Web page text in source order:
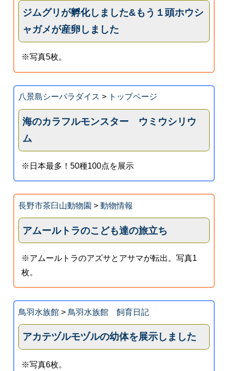
ジムグリが孵化しました&もう１頭ホウシ
ャガメが産卵しました
※写真5枚。
八景島シーパラダイス > トップページ
海のカラフルモンスター ウミウシリウ
ム
※日本最多！50種100点を展示
長野市茶臼山動物園 > 動物情報
アムールトラのこども達の旅立ち
※アムールトラのアズサとアサマが転出。写真1
枚。
鳥羽水族館> 鳥羽水族館 飼育日記
アカテヅルモヅルの幼体を展示しました
※写真6枚。